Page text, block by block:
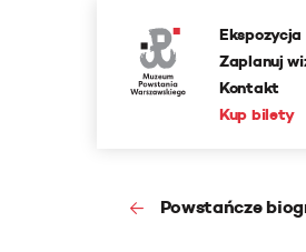
Ekspozycja
Zaplanuj
Kontakt
Kup bilety
Powstańcze